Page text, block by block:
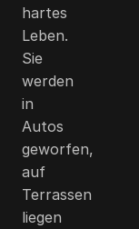
hartes
Leben.
Sie
werden
in
Autos
geworfen,
auf
Terrassen
liegen